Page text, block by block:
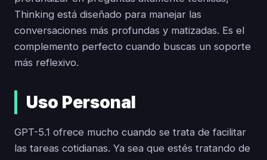
Thinking está diseñado para manejar las
conversaciones más profundas y matizadas. Es el
complemento perfecto cuando buscas un soporte
más reflexivo.
Uso Personal
GPT-5.1 ofrece mucho cuando se trata de facilitar
las tareas cotidianas. Ya sea que estés tratando de